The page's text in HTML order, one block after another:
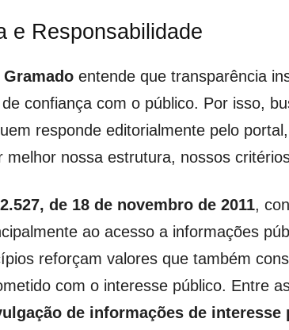
e Responsabilidade
entende que transparência
confiança com o público. Por isso,
responde editorialmente pelo
melhor nossa estrutura, nossos
de 18 de novembro de 2011,
ao acesso a informações
reforçam valores que também
com o interesse público. Entre
de informações de